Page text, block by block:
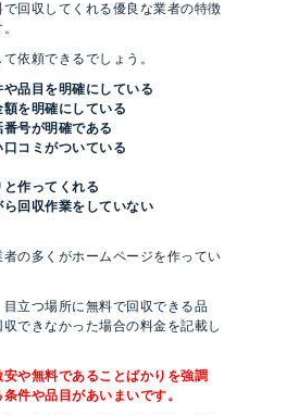
回収してくれる優良な業者の特徴
て依頼できるでしょう。
品目を明確にしている
を明確にしている
号が明確である
コミがついている
作ってくれる
ら回収作業をしていない
の多くがホームページを作ってい
立つ場所に無料で回収できる品
できなかった場合の料金を記載し
や無料であることばかりを強調
件や品目があいまいです。